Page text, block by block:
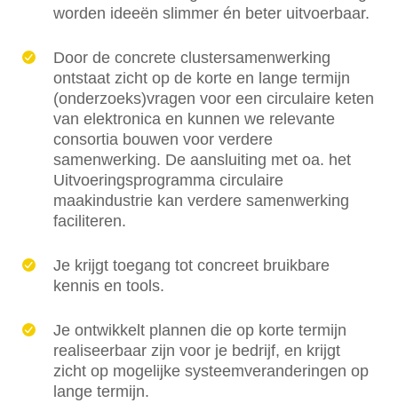
worden ideeën slimmer én beter uitvoerbaar.
Door de concrete clustersamenwerking
ontstaat zicht op de korte en lange termijn
(onderzoeks)vragen voor een circulaire keten
van elektronica en kunnen we relevante
consortia bouwen voor verdere
samenwerking. De aansluiting met oa. het
Uitvoeringsprogramma circulaire
maakindustrie kan verdere samenwerking
faciliteren.
Je krijgt toegang tot concreet bruikbare
kennis en tools.
Je ontwikkelt plannen die op korte termijn
realiseerbaar zijn voor je bedrijf, en krijgt
zicht op mogelijke systeemveranderingen op
lange termijn.